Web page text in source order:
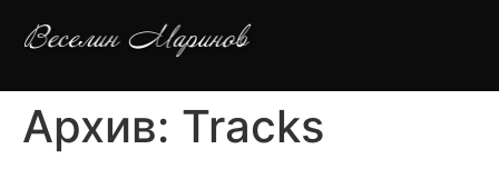
Архив: Tracks